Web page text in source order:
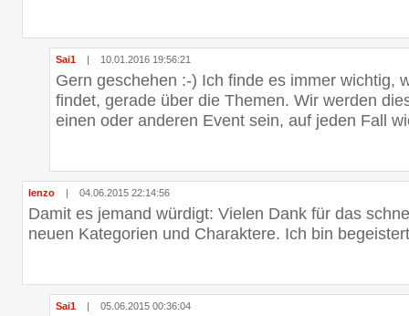
Sai1 | 10.01.2016 19:56:21
Gern geschehen :-) Ich finde es immer wichtig,
findet, gerade über die Themen. Wir werden
einen oder anderen Event sein, auf jeden Fall
Ienzo | 04.06.2015 22:14:56
Damit es jemand würdigt: Vielen Dank für das
neuen Kategorien und Charaktere. Ich bin
Sai1 | 05.06.2015 00:36:04